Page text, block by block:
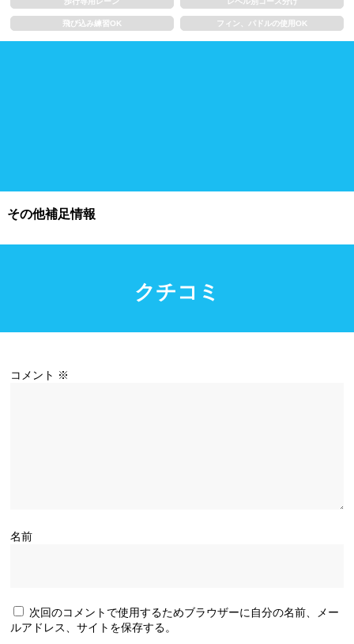
飛び込み練習OK フィン、パドルの使用OK
その他補足情報
クチコミ
コメント ※
名前
次回のコメントで使用するためブラウザーに自分の名前、メー
ルアドレス、サイトを保存する。